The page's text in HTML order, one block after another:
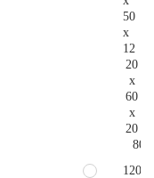
50
x
12
20
x
60
x
20
120